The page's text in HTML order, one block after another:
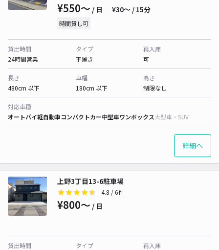
¥550〜 / 日 ¥30〜 / 15分
時間貸し可
貸出時間
24時間営業
タイプ
平置き
再入庫
可
長さ
480cm 以下
車幅
180cm 以下
高さ
制限なし
対応車種
オートバイ軽自動車コンパクトカー中型車ワンボックス大型車・SUV
詳細へ
上野3丁目13-6駐車場
4.8 / 6件
¥800〜 / 日
貸出時間
タイプ
再入庫